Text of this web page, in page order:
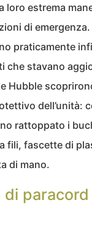
loro estrema
di
praticamente
che stavano
Hubble
dell’unità:
rattoppato i
fili, fascette di
di mano.
paracord